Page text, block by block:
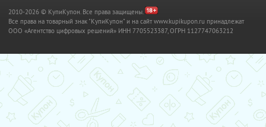
2010-2026 © КупиКупон. Все права защищены.
Все права на товарный знак "КупиКупон" и на сайт www.kupikupon.ru принадлежат
OOO «Агентство цифровых решений» ИНН 7705523387, ОГРН 1127747063212